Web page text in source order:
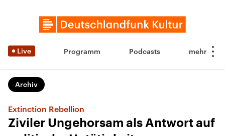
Live Programm Podcasts
Archiv
Extinction Rebellion
Ziviler Ungehorsam als Antwort auf